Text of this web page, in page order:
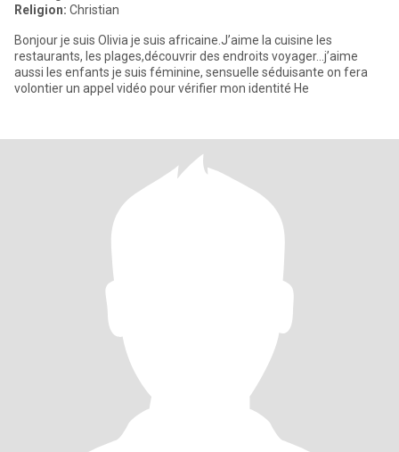
Religion: Christian
Bonjour je suis Olivia je suis africaine.J’aime la cuisine les
restaurants, les plages,découvrir des endroits voyager…j’aime
aussi les enfants je suis féminine, sensuelle séduisante on fera
volontier un appel vidéo pour vérifier mon identité He